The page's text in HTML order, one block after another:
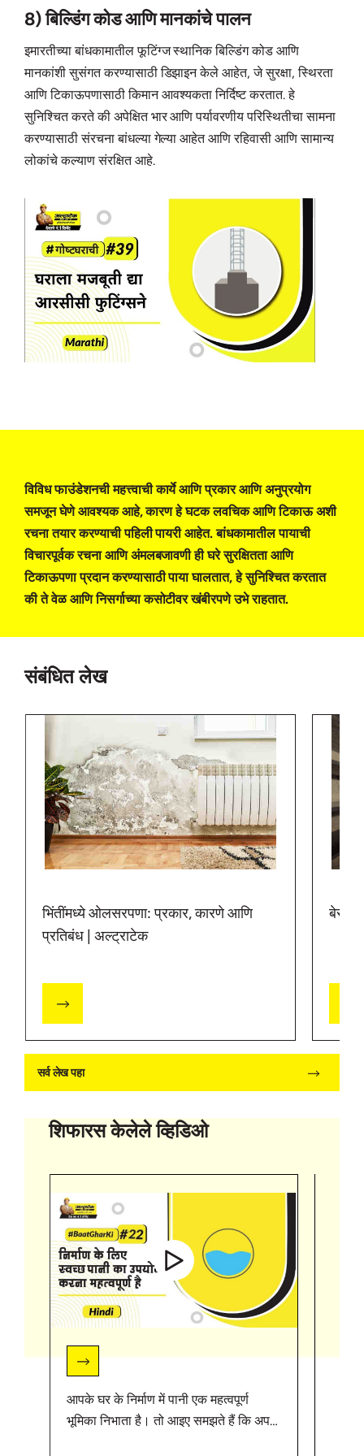
8) बिल्डिंग कोड आणि मानकांचे पालन
इमारतीच्या बांधकामातील फूटिंग्ज स्थानिक बिल्डिंग कोड आणि
मानकांशी सुसंगत करण्यासाठी डिझाइन केले आहेत, जे सुरक्षा, स्थिरता
आणि टिकाऊपणासाठी किमान आवश्यकता निर्दिष्ट करतात. हे
सुनिश्चित करते की अपेक्षित भार आणि पर्यावरणीय परिस्थितीचा सामना
करण्यासाठी संरचना बांधल्या गेल्या आहेत आणि रहिवासी आणि सामान्य
लोकांचे कल्याण संरक्षित आहे.
विविध फाउंडेशनची महत्त्वाची कार्ये आणि प्रकार आणि अनुप्रयोग
समजून घेणे आवश्यक आहे, कारण हे घटक लवचिक आणि टिकाऊ अशी
रचना तयार करण्याची पहिली पायरी आहेत. बांधकामातील पायाची
विचारपूर्वक रचना आणि अंमलबजावणी ही घरे सुरक्षितता आणि
टिकाऊपणा प्रदान करण्यासाठी पाया घालतात, हे सुनिश्चित करतात
की ते वेळ आणि निसर्गाच्या कसोटीवर खंबीरपणे उभे राहतात.
संबंधित लेख
भिंतींमध्ये ओलसरपणा: प्रकार, कारणे आणि
प्रतिबंध | अल्ट्राटेक
बेसमेंट
सर्व लेख पहा
शिफारस केलेले व्हिडिओ
आपके घर के निर्माण में पानी एक महत्वपूर्ण
भूमिका निभाता है। तो आइए समझते हैं कि अपने